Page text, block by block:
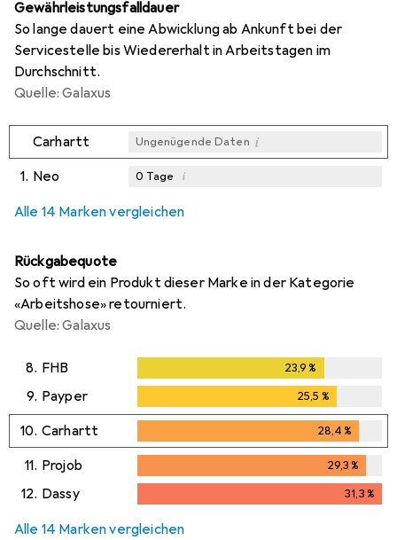
Gewährleistungsfalldauer
So lange dauert eine Abwicklung ab Ankunft bei der
Servicestelle bis Wiedererhalt in Arbeitstagen im
Durchschnitt.
Quelle: Galaxus
Carhartt Ungenügende Daten i
1. Neo 0 Tage i
Alle 14 Marken vergleichen
Rückgabequote
So oft wird ein Produkt dieser Marke in der Kategorie
«Arbeitshose» retourniert.
Quelle: Galaxus
8. FHB 23,9%
9. Payper 25,5 %
25,5%
10. Carhartt 28,4%
28,4%
11. Projob 29,3%
29,3%
12. Dassy 31,3%
Alle 14 Marken vergleichen